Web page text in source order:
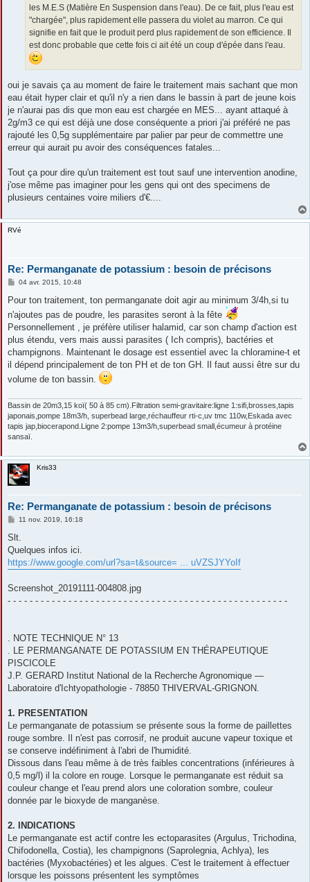
les M.E.S (Matière En Suspension dans l'eau). De ce fait, plus l'eau est
"chargée", plus rapidement elle passera du violet au marron. Ce qui
signifie en fait que le produit perd plus rapidement de son efficience. Il
est donc probable que cette fois ci ait été un coup d'épée dans l'eau.
oui je savais ça au moment de faire le traitement mais sachant que mon
eau était hyper clair et qu'il n'y a rien dans le bassin à part de jeune kois
je n'aurai pas dis que mon eau est chargée en MES... ayant attaqué à
2g/m3 ce qui est déjà une dose conséquente a priori j'ai préféré ne pas
rajouté les 0,5g supplémentaire par palier par peur de commettre une
erreur qui aurait pu avoir des conséquences fatales...
Tout ça pour dire qu'un traitement est tout sauf une intervention anodine,
j'ose même pas imaginer pour les gens qui ont des specimens de
plusieurs centaines voire miliers d'€....
RVé
Re: Permanganate de potassium : besoin de précisons
M
s
a
e
04 avr. 2015, 10:48
Pour ton traitement, ton permanganate doit agir au minimum 3/4h,si tu
n'ajoutes pas de poudre, les parasites seront à la fête
Personnellement , je préfère utiliser halamid, car son champ d'action est
plus étendu, vers mais aussi parasites ( Ich compris), bactéries et
champignons. Maintenant le dosage est essentiel avec la chloramine-t et
il dépend principalement de ton PH et de ton GH. Il faut aussi être sur du
volume de ton bassin.
Bassin de 20m3,15 koï( 50 à 85 cm).Filtration semi-gravitaire:ligne 1:sifi,brosses,tapis
japonais,pompe 18m3/h, superbead large,réchauffeur rti-c,uv tmc 110w,Eskada avec
tapis jap,biocerapond.Ligne 2:pompe 13m3/h,superbead small,écumeur à protéine
sansaï.
Kris33
Re: Permanganate de potassium : besoin de précisons
M
s
a
g
e
11 nov. 2019, 16:18
Slt.
Quelques infos ici.
https://www.google.com/url?sa=t&source= ... uVZSJYYoIf
Screenshot_20191111-004808.jpg
- - - - - - - - - - - - - - - - - - - - - - - - - - - - - - - - - - - - - - - - - - - - - - - - - - -
. NOTE TECHNIQUE N° 13
. LE PERMANGANATE DE POTASSIUM EN THÉRAPEUTIQUE
PISCICOLE
J.P. GERARD Institut National de la Recherche Agronomique —
Laboratoire d'Ichtyopathologie - 78850 THIVERVAL-GRIGNON.
1. PRESENTATION
Le permanganate de potassium se présente sous la forme de paillettes
rouge sombre. Il n'est pas corrosif, ne produit aucune vapeur toxique et
se conserve indéfiniment à l'abri de l'humidité.
Dissous dans l'eau même à de très faibles concentrations (inférieures à
0,5 mg/l) il la colore en rouge. Lorsque le permanganate est réduit sa
couleur change et l'eau prend alors une coloration sombre, couleur
donnée par le bioxyde de manganèse.
2. INDICATIONS
Le permanganate est actif contre les ectoparasites (Argulus, Trichodina,
Chifodonella, Costia), les champignons (Saprolegnia, Achlya), les
bactéries (Myxobactéries) et les algues. C'est le traitement à effectuer
lorsque les poissons présentent les symptômes